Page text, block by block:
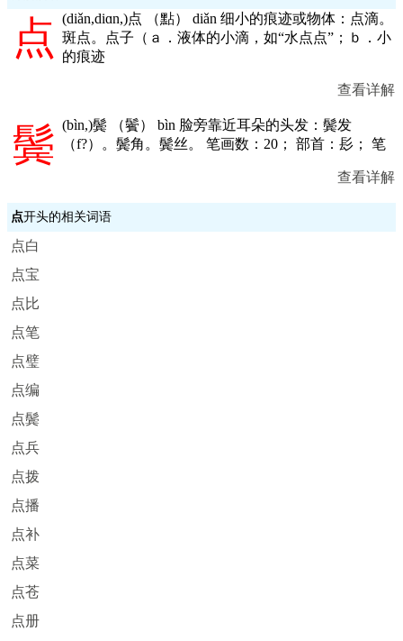
点 (diǎn,diɑn,)点 （點） diǎn 细小的痕迹或物体：点滴。
斑点。点子（ａ．液体的小滴，如“水点点”；ｂ．小
的痕迹
查看详解
鬓 (bìn,)鬓 （鬢） bìn 脸旁靠近耳朵的头发：鬓发
（f?）。鬓角。鬓丝。 笔画数：20； 部首：髟； 笔
查看详解
点开头的相关词语
点白
点宝
点比
点笔
点璧
点编
点鬓
点兵
点拨
点播
点补
点菜
点苍
点册